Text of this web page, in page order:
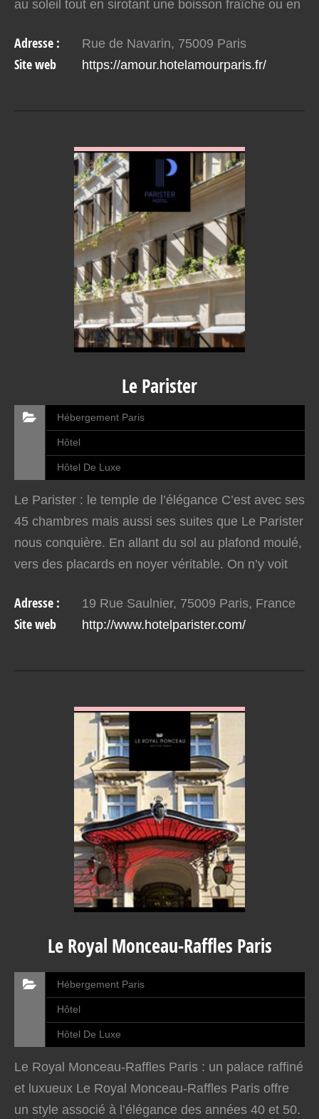
au soleil tout en sirotant une boisson fraîche ou en
Adresse : Rue de Navarin, 75009 Paris
Site web https://amour.hotelamourparis.fr/
Le Parister
Hébergement Paris
Hôtel
Hôtel De Luxe
Le Parister : le temple de l’élégance C’est avec ses
45 chambres mais aussi ses suites que Le Parister
nous conquière. En allant du sol au plafond moulé,
vers des placards en noyer véritable. On n’y voit
Adresse : 19 Rue Saulnier, 75009 Paris, France
Site web http://www.hotelparister.com/
Le Royal Monceau-Raffles Paris
Hébergement Paris
Hôtel
Hôtel De Luxe
Le Royal Monceau-Raffles Paris : un palace raffiné
et luxueux Le Royal Monceau-Raffles Paris offre
un style associé à l’élégance des années 40 et 50.